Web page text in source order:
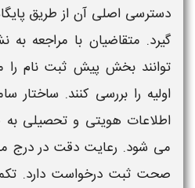
دسترسی اصلی آن از طریق
توانند بخش پیش ثبت نامرا
اولیه را بررسی کنند. ساختار
اطلاعات هویتی و تحصیلی
می شود. رعایت دقت در درج
صحت ثبت درخواست دارد.